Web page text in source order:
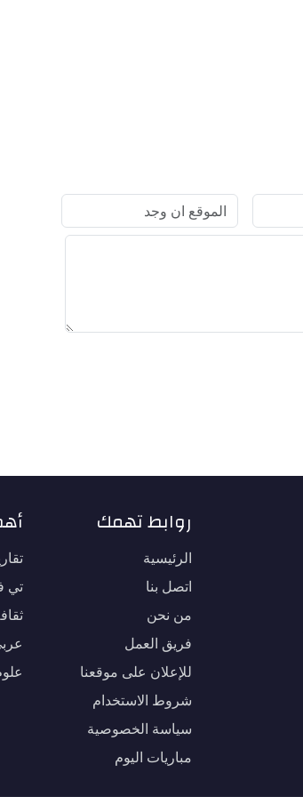
روابط تهمك
الرئيسية
اتصل بنا
من نحن
فريق العمل
للإعلان على موقعنا
شروط الاستخدام
سياسة الخصوصية
مباريات اليوم
تي